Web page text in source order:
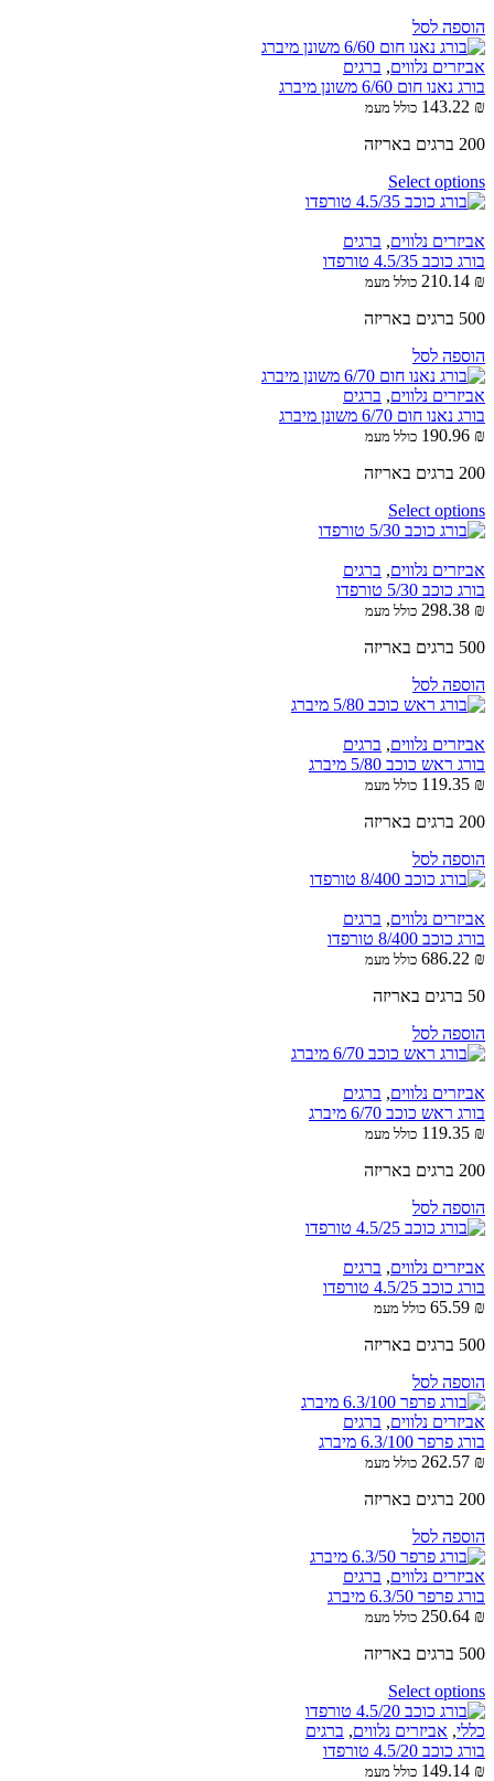
הוספה לסל
אביזרים נלווים, ברגים
בורג נאנו חום 6/60 משונן מיברג
143.22 ₪ כולל מעמ
200 ברגים באריזה
Select options
אביזרים נלווים, ברגים
בורג כוכב 4.5/35 טורפדו
210.14 ₪ כולל מעמ
500 ברגים באריזה
הוספה לסל
אביזרים נלווים, ברגים
בורג נאנו חום 6/70 משונן מיברג
190.96 ₪ כולל מעמ
200 ברגים באריזה
Select options
אביזרים נלווים, ברגים
בורג כוכב 5/30 טורפדו
298.38 ₪ כולל מעמ
500 ברגים באריזה
הוספה לסל
אביזרים נלווים, ברגים
בורג ראש כוכב 5/80 מיברג
119.35 ₪ כולל מעמ
200 ברגים באריזה
הוספה לסל
אביזרים נלווים, ברגים
בורג כוכב 8/400 טורפדו
686.22 ₪ כולל מעמ
50 ברגים באריזה
הוספה לסל
אביזרים נלווים, ברגים
בורג ראש כוכב 6/70 מיברג
119.35 ₪ כולל מעמ
200 ברגים באריזה
הוספה לסל
אביזרים נלווים, ברגים
בורג כוכב 4.5/25 טורפדו
65.59 ₪ כולל מעמ
500 ברגים באריזה
הוספה לסל
אביזרים נלווים, ברגים
בורג פרפר 6.3/100 מיברג
262.57 ₪ כולל מעמ
200 ברגים באריזה
הוספה לסל
אביזרים נלווים, ברגים
בורג פרפר 6.3/50 מיברג
250.64 ₪ כולל מעמ
500 ברגים באריזה
Select options
כללי, אביזרים נלווים, ברגים
בורג כוכב 4.5/20 טורפדו
149.14 ₪ כולל מעמ